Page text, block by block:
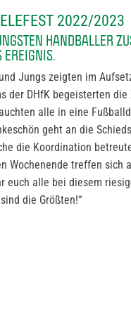
2022/2023
HANDBALLER
EREIGNIS.
Jungs zeigten im
der DHfK begeisterten
alle in eine
geht an die
die Koordination
Wochenende treffen
euch alle bei diesem
die Größten!“